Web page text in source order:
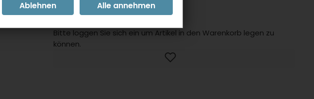
Bitte loggen Sie sich ein um Artikel in den Warenkorb legen zu
können.